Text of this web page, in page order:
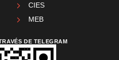
CIES
MEB
DE TELEGRAM